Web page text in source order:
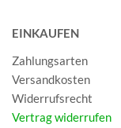
EINKAUFEN
Zahlungsarten
Versandkosten
Widerrufsrecht
Vertrag widerrufen